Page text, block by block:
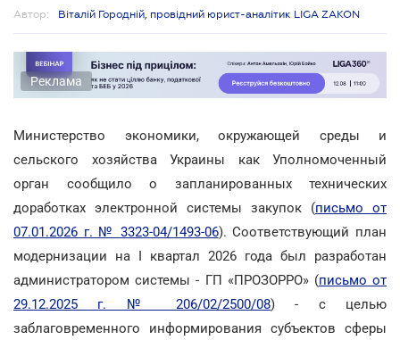
Автор: Віталій Городній, провідний юрист-аналітик LIGA ZAKON
Реклама
Министерство экономики, окружающей среды и
сельского хозяйства Украины как Уполномоченный
орган сообщило о запланированных технических
доработках электронной системы закупок (письмо от
07.01.2026 г. № 3323-04/1493-06). Соответствующий план
модернизации на I квартал 2026 года был разработан
администратором системы - ГП «ПРОЗОРРО» (письмо от
29.12.2025 г. № 206/02/2500/08) - с целью
заблаговременного информирования субъектов сферы